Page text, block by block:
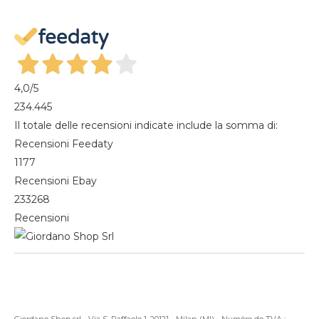
Magazine
4,0/5
234.445
Il totale delle recensioni indicate include la somma di:
Recensioni Feedaty
1177
Recensioni Ebay
233268
Recensioni